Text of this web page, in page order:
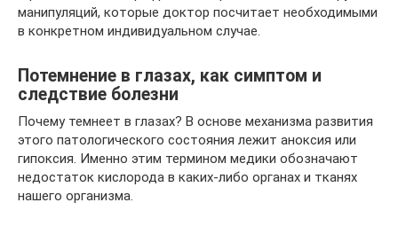
манипуляций, которые доктор посчитает необходимыми
в конкретном индивидуальном случае.
Потемнение в глазах, как симптом и
следствие болезни
Почему темнеет в глазах? В основе механизма развития
этого патологического состояния лежит аноксия или
гипоксия. Именно этим термином медики обозначают
недостаток кислорода в каких-либо органах и тканях
нашего организма.